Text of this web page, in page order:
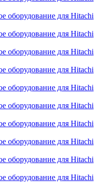
оборудование для Hitachi
оборудование для Hitachi
оборудование для Hitachi
оборудование для Hitachi
оборудование для Hitachi
оборудование для Hitachi
оборудование для Hitachi
оборудование для Hitachi
оборудование для Hitachi
оборудование для Hitachi